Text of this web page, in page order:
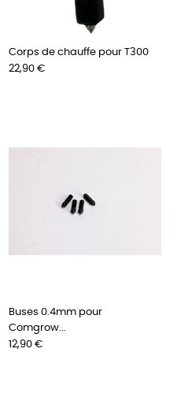
Corps de chauffe pour T300
Preis
22,90 €
Buses 0.4mm pour
Comgrow...
Preis
12,90 €